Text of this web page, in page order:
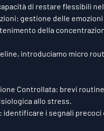
di restare flessibili
gestione delle
della
introduciamo micro
Controllata: brevi
allo stress.
identificare i segnali precoci